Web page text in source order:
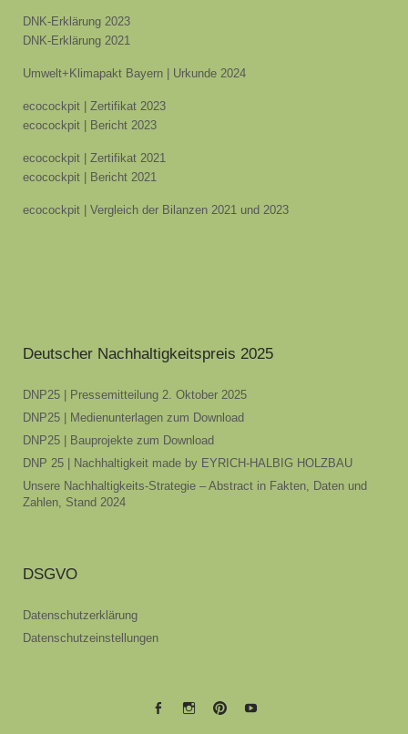
DNK-Erklärung 2023
DNK-Erklärung 2021
Umwelt+Klimapakt Bayern | Urkunde 2024
ecocockpit | Zertifikat 2023
ecocockpit | Bericht 2023
ecocockpit | Zertifikat 2021
ecocockpit | Bericht 2021
ecocockpit | Vergleich der Bilanzen 2021 und 2023
Deutscher Nachhaltigkeitspreis 2025
DNP25 | Pressemitteilung 2. Oktober 2025
DNP25 | Medienunterlagen zum Download
DNP25 | Bauprojekte zum Download
DNP 25 | Nachhaltigkeit made by EYRICH-HALBIG HOLZBAU
Unsere Nachhaltigkeits-Strategie – Abstract in Fakten, Daten und
Zahlen, Stand 2024
DSGVO
Datenschutzerklärung
Datenschutzeinstellungen